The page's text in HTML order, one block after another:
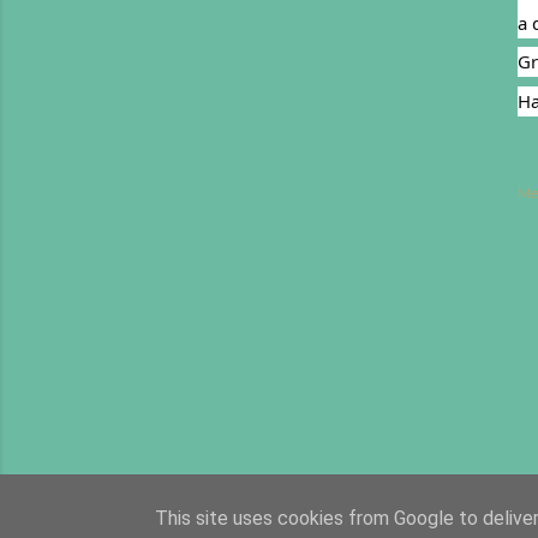
a
This site uses cookies from Google to